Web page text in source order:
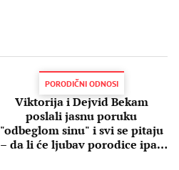
PORODIČNI ODNOSI
Viktorija i Dejvid Bekam
poslali jasnu poruku
"odbeglom sinu" i svi se pitaju
– da li će ljubav porodice ipak